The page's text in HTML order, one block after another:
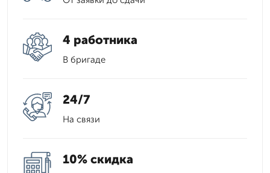
4 работника
В бригаде
24/7
На связи
10% скидка